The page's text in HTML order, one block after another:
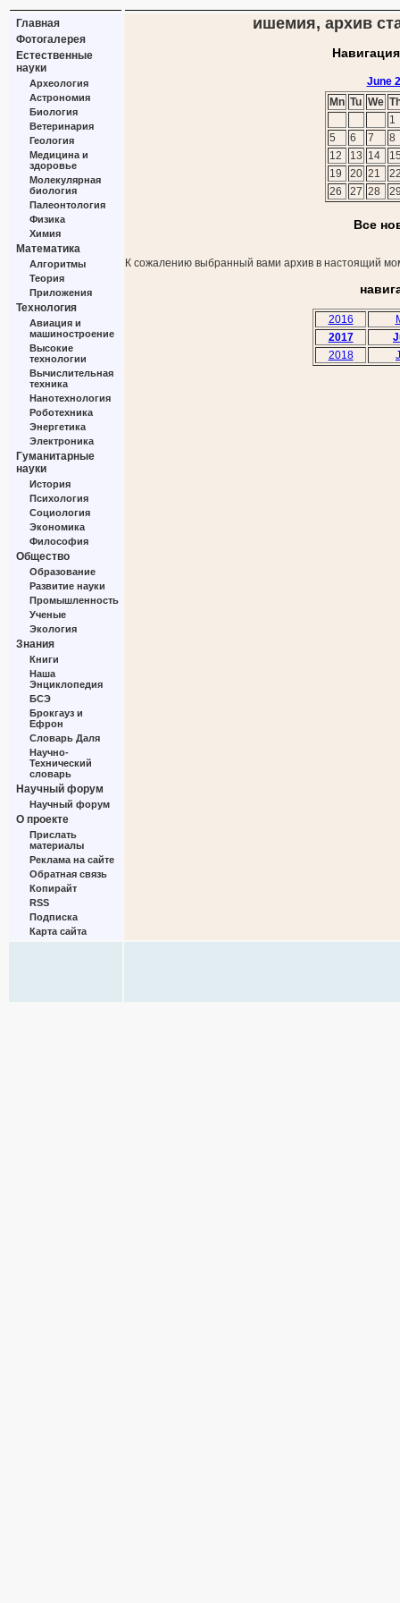
Главная
Фотогалерея
Естественные
науки
Археология
Астрономия
Биология
Ветеринария
Геология
Медицина и
здоровье
Молекулярная
биология
Палеонтология
Физика
Химия
Математика
Алгоритмы
Теория
Приложения
Технология
Авиация и
машиностроение
Высокие
технологии
Вычислительная
техника
Нанотехнология
Роботехника
Энергетика
Электроника
Гуманитарные
науки
История
Психология
Социология
Экономика
Философия
Общество
Образование
Развитие науки
Промышленность
Ученые
Экология
Знания
Книги
Наша
Энциклопедия
БСЭ
Брокгауз и
Ефрон
Словарь Даля
Научно-
Технический
словарь
Научный форум
Научный форум
О проекте
Прислать
материалы
Реклама на сайте
Обратная связь
Копирайт
RSS
Подписка
Карта сайта
ишемия, архив
June
Mn Tu We
1
5
6 7
8
12
13 14
19
20 21
26
27 28
Все
К сожалению выбранный вами архив в настоящий
2016
2017
2018